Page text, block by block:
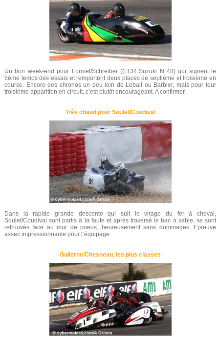
Un bon week-end pour Formet/Schreiber ((LCR Suzuki N°48) qui signent le
5ème temps des essais et remportent deux places de septième et troisième en
course. Encore des chronos un peu loin de Lebail ou Barbier, mais pour leur
troisième apparition en circuit, c’est plutôt encourageant. A confirmer.
Très chaud pour Soulet/Coudival
Dans la rapide grande descente qui suit le virage du fer à cheval,
Soulet/Coudival sont partis à la faute et après traversé le bac à sable, se sont
retrouvés face au mur de pneus, heureusement sans dommages. Epreuve
assez impressionnante pour l’équipage .
Gallerne/Chesneau, les plus classes